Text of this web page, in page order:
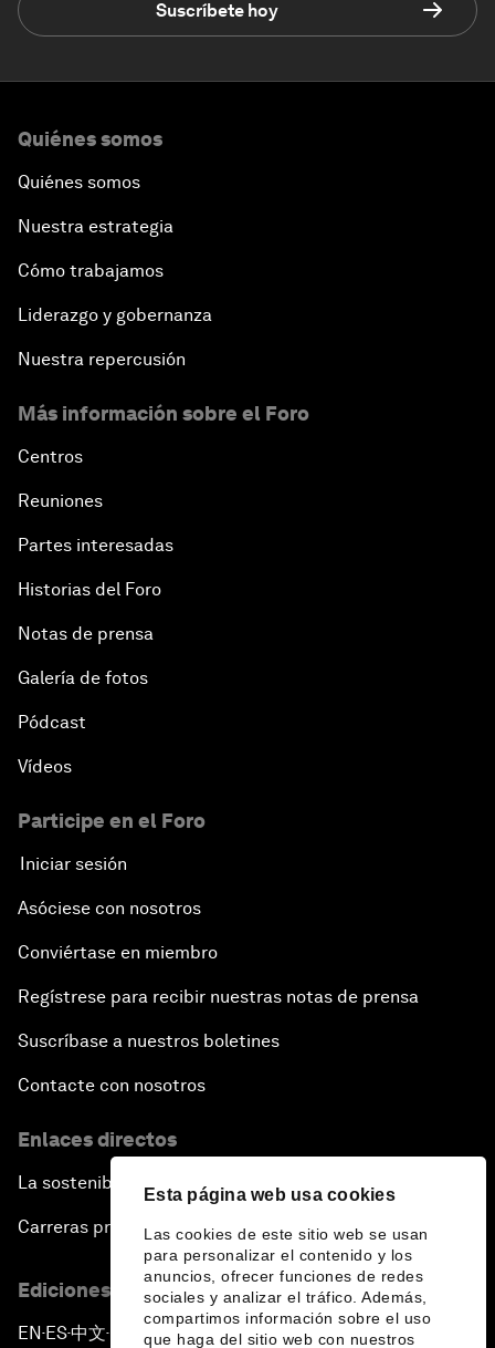
Esta página web usa cookies
Las cookies de este sitio web se usan
para personalizar el contenido y los
anuncios, ofrecer funciones de redes
sociales y analizar el tráfico. Además,
compartimos información sobre el uso
que haga del sitio web con nuestros
Suscríbete hoy
Quiénes somos
Quiénes somos
Nuestra estrategia
Cómo trabajamos
Liderazgo y gobernanza
Nuestra repercusión
Más información sobre el Foro
Centros
Reuniones
Partes interesadas
Historias del Foro
Notas de prensa
Galería de fotos
Pódcast
Vídeos
Participe en el Foro
Iniciar sesión
Asóciese con nosotros
Conviértase en miembro
Regístrese para recibir nuestras notas de prensa
Suscríbase a nuestros boletines
Contacte con nosotros
Enlaces directos
La sostenibilidad en el Foro
Carreras profesionales
Ediciones en otros idiomas
EN ▪ES▪中文▪ 日本語